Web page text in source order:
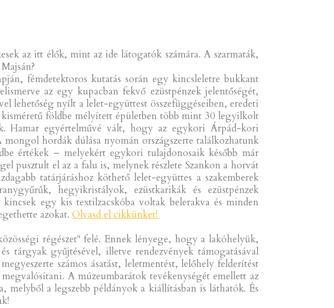
az itt élők, mint az ide látogatók számára. A szarmaták,
fémdetektoros kutatás során egy kincsleletre bukkant
az egy kupacban fekvő ezüstpénzek jelentőségét,
lehetőség nyílt a lelet-együttest összefüggéseiben, eredeti
földbe mélyített épületben több mint 30 legyilkolt
Hamar egyértelművé vált, hogy az egykori Árpád-kori
hordák dúlása nyomán országszerte találkozhatunk
értékek – melyekért egykori tulajdonosaik később már
pusztult el az a falu is, melynek részlete Szankon a horvát
tatárjáráshoz köthető lelet-együttes a szakemberek
hegyikristályok, ezüstkarikák és ezüstpénzek
egy kis textilzacskóba voltak belerakva és minden
azokat. Olvasd el cikkünket!
régészet" felé. Ennek lényege, hogy a lakóhelyük,
tárgyak gyűjtésével, illetve rendezvények támogatásával
számos ásatást, leletmentést, lelőhely felderítést
A múzeumbarátok tevékenységét emellett az
melyből a legszebb példányok a kiállításban is láthatók. És